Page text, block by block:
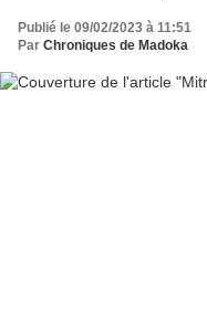
Publié le 09/02/2023 à 11:51
Par Chroniques de Madoka